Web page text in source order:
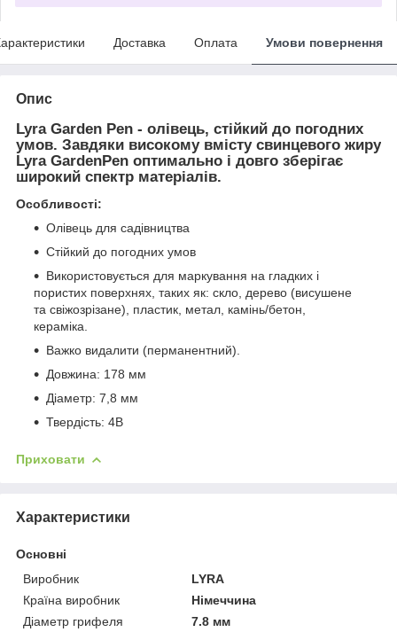
Доставка Оплата Умови повернення
Опис
Lyra Garden Pen - олівець, стійкий до погодних
умов. Завдяки високому вмісту свинцевого жиру
Lyra GardenPen оптимально і довго зберігає
широкий спектр матеріалів.
Особливості:
Олівець для садівництва
Стійкий до погодних умов
Використовується для маркування на гладких і
пористих поверхнях, таких як: скло, дерево (висушене
та свіжозрізане), пластик, метал, камінь/бетон,
кераміка.
Важко видалити (перманентний).
Довжина: 178 мм
Діаметр: 7,8 мм
Твердість: 4B
Приховати
Характеристики
Основні
Виробник
LYRA
Країна виробник
Німеччина
Діаметр грифеля
7.8 мм